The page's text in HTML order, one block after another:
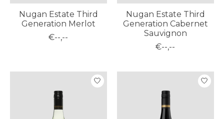
Nugan Estate Third
Generation Merlot
€--,--
Nugan Estate Third
Generation Cabernet
Sauvignon
€--,--